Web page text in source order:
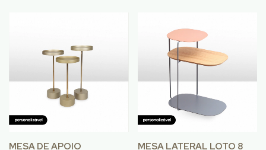
MESA DE APOIO MESA LATERAL LOTO 8